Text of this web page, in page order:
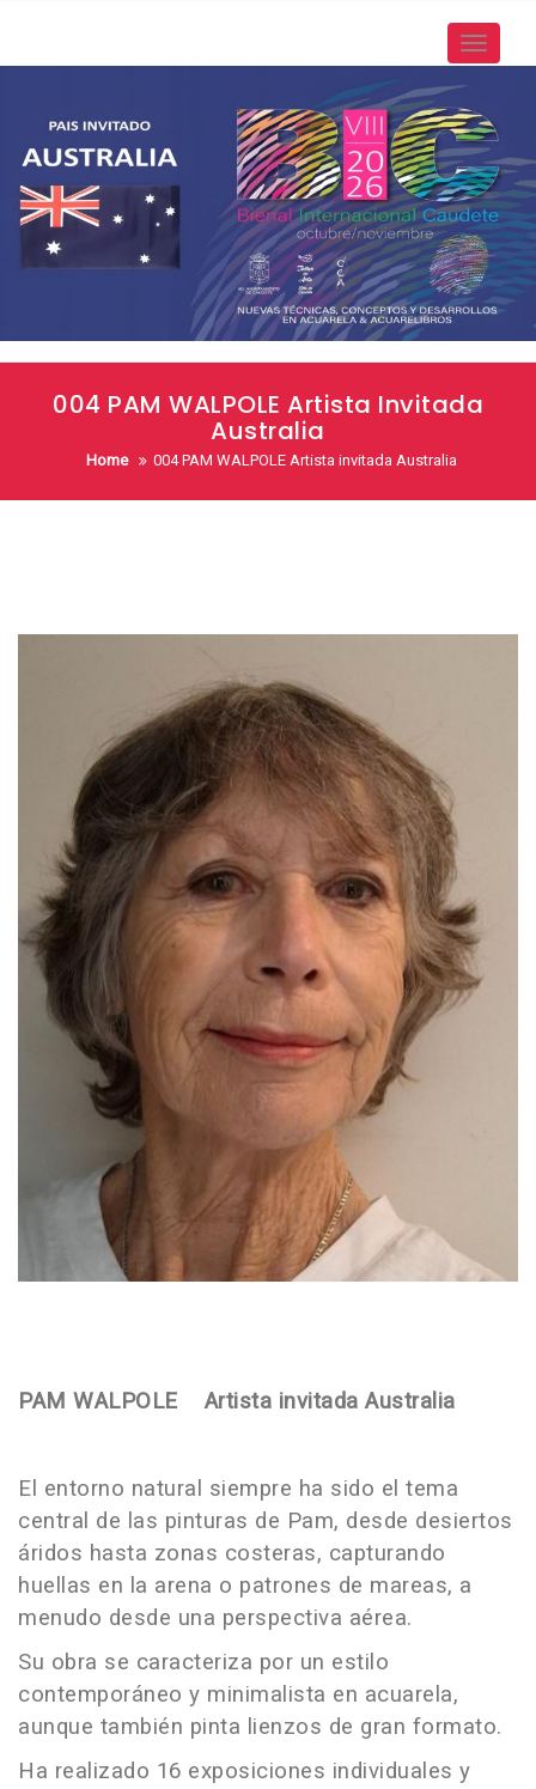
Toggle
004 PAM WALPOLE Artista Invitada
Australia
Home 004 PAM WALPOLE Artista invitada Australia
PAM WALPOLE Artista invitada Australia
El entorno natural siempre ha sido el tema
central de las pinturas de Pam, desde desiertos
áridos hasta zonas costeras, capturando
huellas en la arena o patrones de mareas, a
menudo desde una perspectiva aérea.
Su obra se caracteriza por un estilo
contemporáneo y minimalista en acuarela,
aunque también pinta lienzos de gran formato.
Ha realizado 16 exposiciones individuales y